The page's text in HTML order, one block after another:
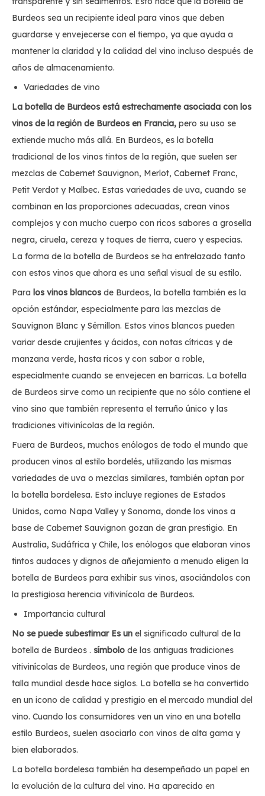
Burdeos sea un recipiente ideal para vinos que deben
guardarse y envejecerse con el tiempo, ya que ayuda a
mantener la claridad y la calidad del vino incluso después de
años de almacenamiento.
Variedades de vino
La botella de Burdeos está estrechamente asociada con los
vinos de la región de Burdeos en Francia, pero su uso se
extiende mucho más allá. En Burdeos, es la botella
tradicional de los vinos tintos de la región, que suelen ser
mezclas de Cabernet Sauvignon, Merlot, Cabernet Franc,
Petit Verdot y Malbec. Estas variedades de uva, cuando se
combinan en las proporciones adecuadas, crean vinos
complejos y con mucho cuerpo con ricos sabores a grosella
negra, ciruela, cereza y toques de tierra, cuero y especias.
La forma de la botella de Burdeos se ha entrelazado tanto
con estos vinos que ahora es una señal visual de su estilo.
Para los vinos blancos de Burdeos, la botella también es la
opción estándar, especialmente para las mezclas de
Sauvignon Blanc y Sémillon. Estos vinos blancos pueden
variar desde crujientes y ácidos, con notas cítricas y de
manzana verde, hasta ricos y con sabor a roble,
especialmente cuando se envejecen en barricas. La botella
de Burdeos sirve como un recipiente que no sólo contiene el
vino sino que también representa el terruño único y las
tradiciones vitivinícolas de la región.
Fuera de Burdeos, muchos enólogos de todo el mundo que
producen vinos al estilo bordelés, utilizando las mismas
variedades de uva o mezclas similares, también optan por
la botella bordelesa. Esto incluye regiones de Estados
Unidos, como Napa Valley y Sonoma, donde los vinos a
base de Cabernet Sauvignon gozan de gran prestigio. En
Australia, Sudáfrica y Chile, los enólogos que elaboran vinos
tintos audaces y dignos de añejamiento a menudo eligen la
botella de Burdeos para exhibir sus vinos, asociándolos con
la prestigiosa herencia vitivinícola de Burdeos.
Importancia cultural
No se puede subestimar Es un el significado cultural de la
botella de Burdeos . símbolo de las antiguas tradiciones
vitivinícolas de Burdeos, una región que produce vinos de
talla mundial desde hace siglos. La botella se ha convertido
en un icono de calidad y prestigio en el mercado mundial del
vino. Cuando los consumidores ven un vino en una botella
estilo Burdeos, suelen asociarlo con vinos de alta gama y
bien elaborados.
La botella bordelesa también ha desempeñado un papel en
la evolución de la cultura del vino. Ha aparecido en